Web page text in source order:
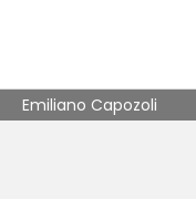
Emiliano Capozoli